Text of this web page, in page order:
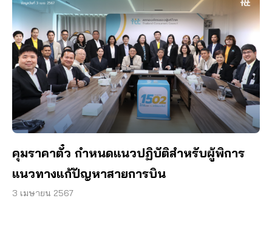
คุมราคาตั๋ว กำหนดแนวปฏิบัติสำหรับผู้พิการ
แนวทางแก้ปัญหาสายการบิน
3 เมษายน 2567